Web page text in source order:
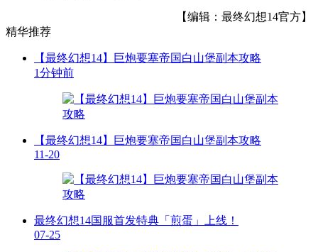
【编辑：最终幻想14官方】
精华推荐
【最终幻想14】巨炮要塞帝国白山堡副本攻略
1分钟前
【最终幻想14】巨炮要塞帝国白山堡副本攻略
11-20
最终幻想14国服首发特典「煎蛋」上线！
07-25